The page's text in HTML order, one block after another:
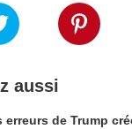
aussi
erreurs de Trump